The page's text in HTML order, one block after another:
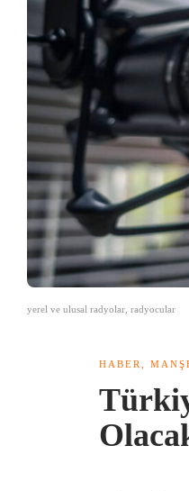
yerel ve ulusal radyolar, radyocular
HABER,